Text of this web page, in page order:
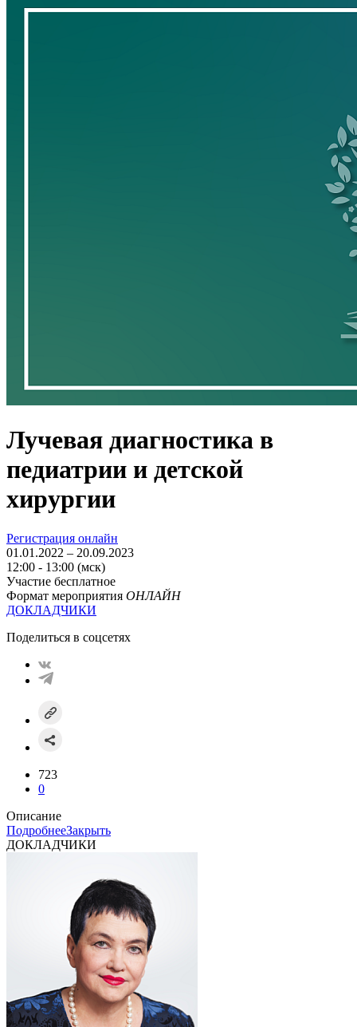
Лучевая диагностика в
педиатрии и детской
хирургии
Регистрация онлайн
01.01.2022 – 20.09.2023
12:00 - 13:00 (мск)
Участие бесплатное
Формат мероприятия ОНЛАЙН
ДОКЛАДЧИКИ
Поделиться в соцсетях
723
0
Описание
ПодробнееЗакрыть
ДОКЛАДЧИКИ